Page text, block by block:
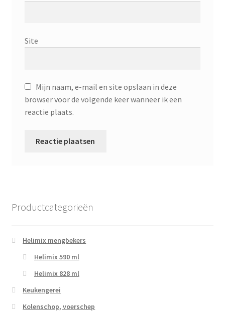
Site
Mijn naam, e-mail en site opslaan in deze
browser voor de volgende keer wanneer ik een
reactie plaats.
Productcategorieën
Helimix mengbekers
Helimix 590 ml
Helimix 828 ml
Keukengerei
Kolenschop, voerschep